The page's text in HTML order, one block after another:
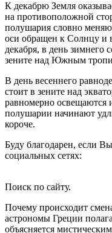
К декабрю Земля
на противоположной
полушария словно
оси обращен к Солнцу
декабря, в день зимнего
зените над Южным
В день весеннего
стоит в зените над
равномерно освещаются
полушарии начинают
короче.
Буду благодарен, если
социальных сетях:
Поиск по сайту.
Почему происходит
астрономы Греции
объясняется